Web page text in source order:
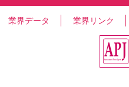
業界データ 業界リンク